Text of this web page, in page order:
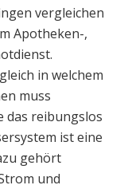
vergleichen
Apotheken-,
in welchem
muss
das reibungslos
ist eine
gehört
und